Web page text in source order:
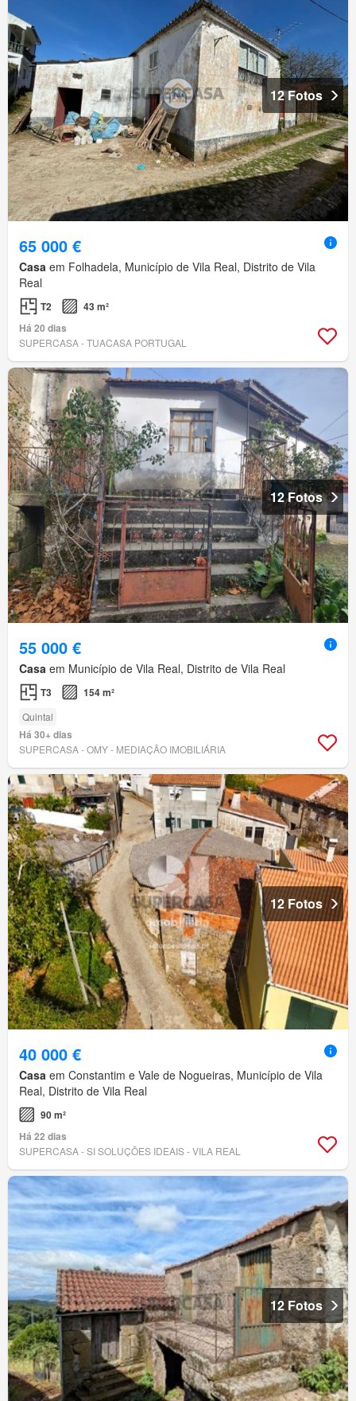
12 Fotos
65 000 €
Casa em Folhadela, Município de Vila Real, Distrito de Vila
Real
T2
43 m²
Há 20 dias
SUPERCASA - TUACASA PORTUGAL
12 Fotos
55 000 €
Casa em Município de Vila Real, Distrito de Vila Real
T3 154 m²
Quintal
Há 30+ dias
SUPERCASA - OMY - MEDIAÇÃO IMOBILIÁRIA
12 Fotos
40 000 €
Casa em Constantim e Vale de Nogueiras, Município de Vila
Real, Distrito de Vila Real
90 m²
Há 22 dias
SUPERCASA - SI SOLUÇÕES IDEAIS - VILA REAL
12 Fotos